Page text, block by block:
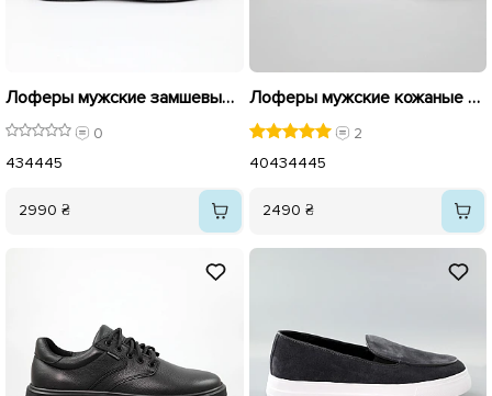
Лоферы мужские замшевые байка 590637 Черные
0
434445
2990 ₴
Лоферы мужские кожаные 586630 Черные
2
40434445
2490 ₴